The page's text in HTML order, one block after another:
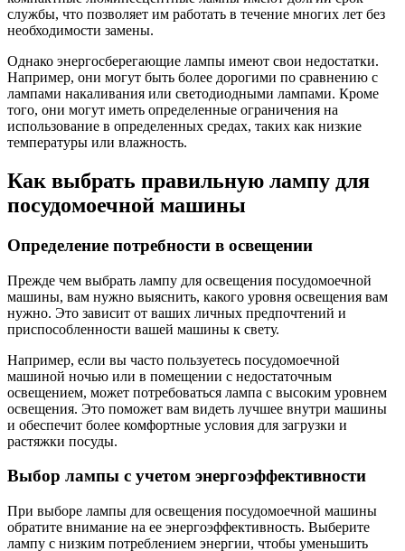
службы, что позволяет им работать в течение многих лет без
необходимости замены.
Однако энергосберегающие лампы имеют свои недостатки.
Например, они могут быть более дорогими по сравнению с
лампами накаливания или светодиодными лампами. Кроме
того, они могут иметь определенные ограничения на
использование в определенных средах, таких как низкие
температуры или влажность.
Как выбрать правильную лампу для
посудомоечной машины
Определение потребности в освещении
Прежде чем выбрать лампу для освещения посудомоечной
машины, вам нужно выяснить, какого уровня освещения вам
нужно. Это зависит от ваших личных предпочтений и
приспособленности вашей машины к свету.
Например, если вы часто пользуетесь посудомоечной
машиной ночью или в помещении с недостаточным
освещением, может потребоваться лампа с высоким уровнем
освещения. Это поможет вам видеть лучшее внутри машины
и обеспечит более комфортные условия для загрузки и
растяжки посуды.
Выбор лампы с учетом энергоэффективности
При выборе лампы для освещения посудомоечной машины
обратите внимание на ее энергоэффективность. Выберите
лампу с низким потреблением энергии, чтобы уменьшить